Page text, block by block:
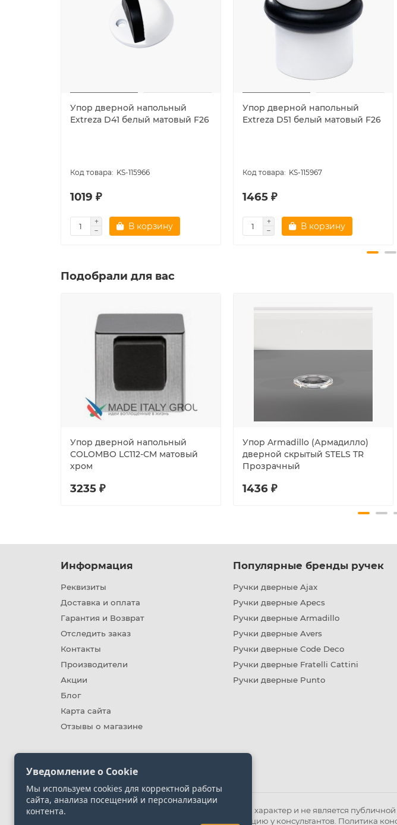
Упор дверной напольный
Extreza D41 белый матовый F26
KS-115966
1019 ₽
В корзину
Упор дверной напольный
Extreza D51 белый матовый F26
KS-115967
1465 ₽
В корзину
Подобрали для вас
Упор дверной напольный
COLOMBO LC112-CM матовый
хром
3235 ₽
Упор Armadillo (Армадилло)
дверной скрытый STELS TR
Прозрачный
1436 ₽
Информация
Реквизиты
Доставка и оплата
Гарантия и Возврат
Отследить заказ
Контакты
Производители
Акции
Блог
Карта сайта
Отзывы о магазине
Популярные бренды ручек
Ручки дверные Ajax
Ручки дверные Apecs
Ручки дверные Armadillo
Ручки дверные Avers
Ручки дверные Code Deco
Ручки дверные Fratelli Cattini
Ручки дверные Punto
Информация на сайте носит ознакомительный характер и не является
представленных на сайте. Уточняйте информацию у консультантов. Политика
Уведомление о Cookie
Мы используем cookies для корректной работы
сайта, анализа посещений и персонализации
контента.